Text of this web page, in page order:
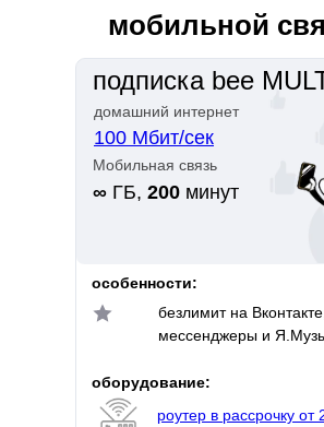
мобильной
подписка bee
домашний интернет
Мобильная связь
100 Мбит/сек
∞ ГБ, 200 минут
безлимит на
мессенджеры и
роутер в рассрочку от
оборудование:
особенности: